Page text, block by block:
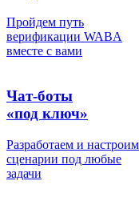
Пройдем путь
верификации WABA
вместе с вами
Чат-боты
«под ключ»
Разработаем и настроим
сценарии под любые
задачи